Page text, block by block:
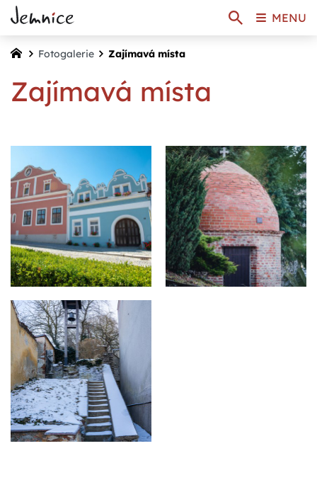
Fotogalerie Zajímavá místa
Zajímavá místa
MENU